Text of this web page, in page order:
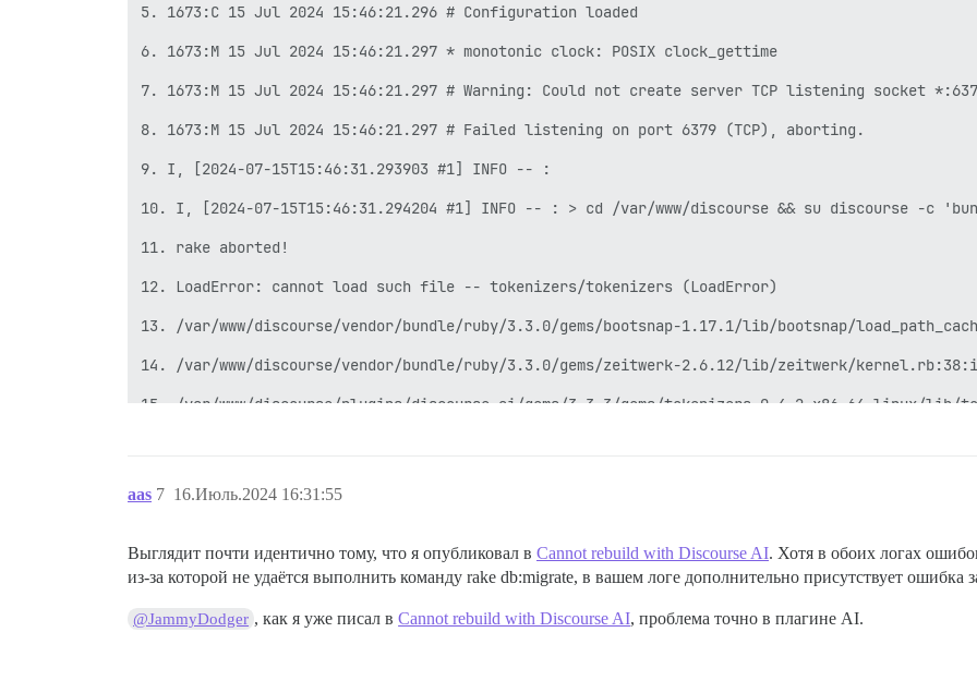
5. 1673:C 15 Jul 2024 15:46:21.296 # Configuration loaded
6. 1673:M 15 Jul 2024 15:46:21.297 * monotonic clock: POSIX clock_gettime
7. 1673:M 15 Jul 2024 15:46:21.297 # Warning: Could not create server TCP listening socket
8. 1673:M 15 Jul 2024 15:46:21.297 # Failed listening on port 6379 (TCP), aborting.
9. I, [2024-07-15T15:46:31.293903 #1] INFO -- :
10. I, [2024-07-15T15:46:31.294204 #1] INFO -- : > cd /var/www/discourse && su discourse -c
11. rake aborted!
12. LoadError: cannot load such file -- tokenizers/tokenizers (LoadError)
13. /var/www/discourse/vendor/bundle/ruby/3.3.0/gems/bootsnap-1.17.1/lib/bootsnap/
14. /var/www/discourse/vendor/bundle/ruby/3.3.0/gems/zeitwerk-2.6.12/lib/zeitwerk/
15. /var/www/discourse/plugins/discourse-ai/gems/3.3.3/gems/tokenizers-0.4.2-x86_64-linux/
19. /var/www/discourse/lib/plugin_gem.rb:27:in `load'
aas 16.Июль.2024 16:31:55
7
Выглядит почти идентично тому, что я опубликовал в Cannot rebuild with Discourse AI. Хотя в обоих логах
из-за которой не удаётся выполнить команду rake db:migrate, в вашем логе дополнительно присутствует ошибка
@JammyDodger , как я уже писал вCannot rebuild with Discourse AI, проблема точно в плагине AI.